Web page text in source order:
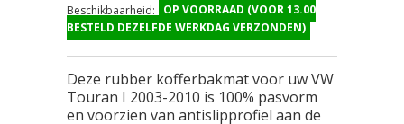
Beschikbaarheid:
OP VOORRAAD (VOOR 13.00
BESTELD DEZELFDE WERKDAG VERZONDEN)
Deze rubber kofferbakmat voor uw VW
Touran I 2003-2010 is 100% pasvorm
en voorzien van antislipprofiel aan de